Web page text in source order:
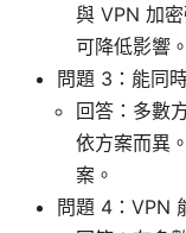
與 VPN 加
可降低影響。
問題 3：能同
回答：多數
依方案而異
案。
問題 4：VPN